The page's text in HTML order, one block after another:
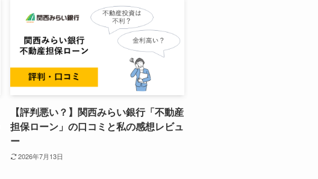
【評判悪い？】関西みらい銀行「不動産
担保ローン」の口コミと私の感想レビュ
ー
2026年7月13日